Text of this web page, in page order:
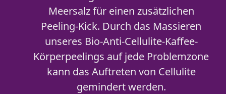
Meersalz für einen zusätzlichen
Peeling-Kick. Durch das Massieren
unseres Bio-Anti-Cellulite-Kaffee-
Körperpeelings auf jede Problemzone
kann das Auftreten von Cellulite
gemindert werden.